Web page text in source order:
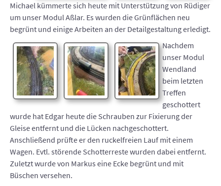
Michael kümmerte sich heute mit Unterstützung von Rüdiger
um unser Modul Aßlar. Es wurden die Grünflächen neu
begrünt und einige Arbeiten an der Detailgestaltung erledigt.
Nachdem
unser Modul
Wendland
beim letzten
Treffen
geschottert
wurde hat Edgar heute die Schrauben zur Fixierung der
Gleise entfernt und die Lücken nachgeschottert.
Anschließend prüfte er den ruckelfreien Lauf mit einem
Wagen. Evtl. störende Schotterreste wurden dabei entfernt.
Zuletzt wurde von Markus eine Ecke begrünt und mit
Büschen versehen.